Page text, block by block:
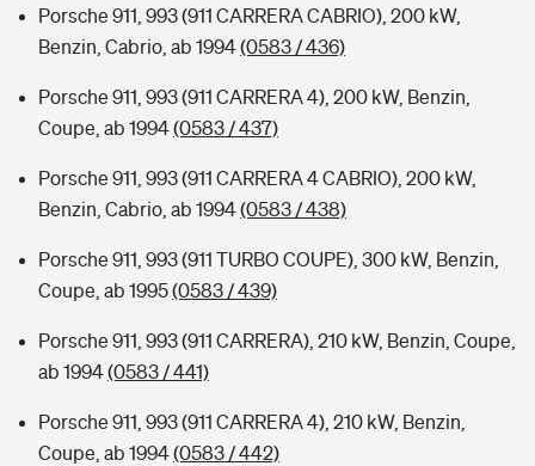
Porsche 911, 993 (911 CARRERA CABRIO), 200 kW,
Benzin, Cabrio, ab 1994(0583 / 436)
Porsche 911, 993 (911 CARRERA 4), 200 kW, Benzin,
Coupe, ab 1994(0583 / 437)
Porsche 911, 993 (911 CARRERA 4 CABRIO), 200 kW,
Benzin, Cabrio, ab 1994(0583 / 438)
Porsche 911, 993 (911 TURBO COUPE), 300 kW, Benzin,
Coupe, ab 1995(0583 / 439)
Porsche 911, 993 (911 CARRERA), 210 kW, Benzin, Coupe,
ab 1994(0583 / 441)
Porsche 911, 993 (911 CARRERA 4), 210 kW, Benzin,
Coupe, ab 1994(0583 / 442)